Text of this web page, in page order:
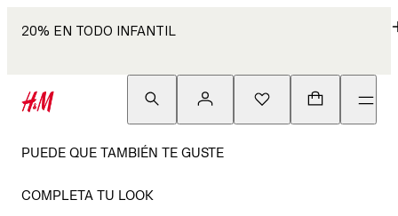
20% EN TODO INFANTIL
PUEDE QUE TAMBIÉN TE GUSTE
COMPLETA TU LOOK